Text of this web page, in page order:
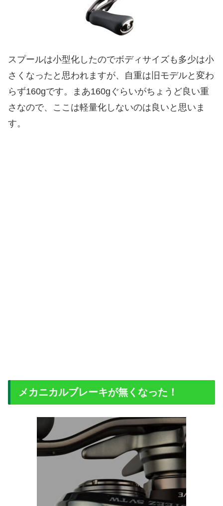
スプールは小型化したのでボディサイズも多少は小
さくなったと思われますが、自重は旧モデルと変わ
らず160gです。まあ160gぐらいがちょうど良い重
さなので、ここは軽量化しないのは良いと思いま
す。
メカニカルブレーキが無くなった！